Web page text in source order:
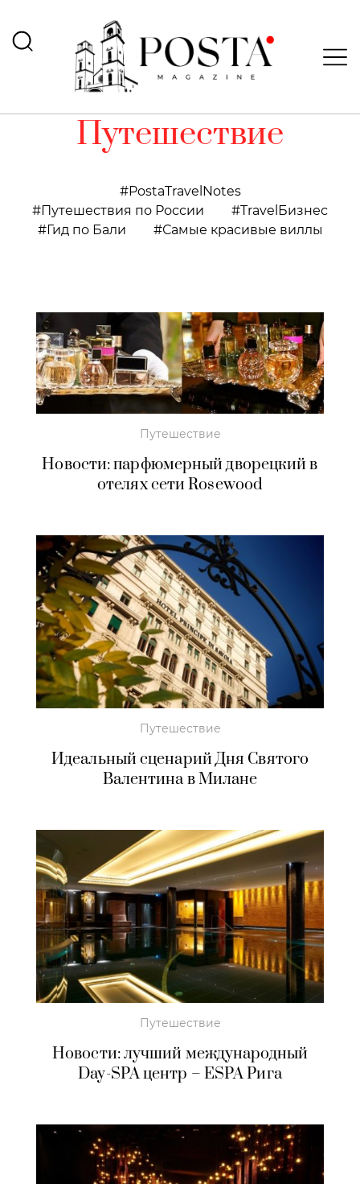
Путешествие
PostaTravelNotes
Путешествия по России
TravelБизнес
Гид по Бали
Самые красивые виллы
Путешествие
Новости: парфюмерный дворецкий в
отелях сети Rosewood
Путешествие
Идеальный сценарий Дня Святого
Валентина в Милане
Путешествие
Новости: лучший международный
Day-SPA центр – ESPA Рига